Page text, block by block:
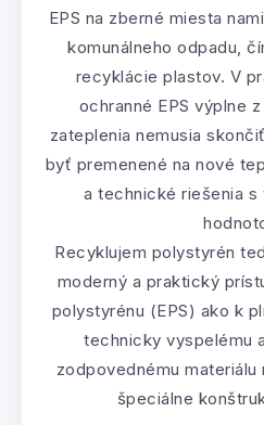
EPS na zberné miesta
komunálneho odpadu,
recyklácie plastov. V
ochranné EPS výplne
zateplenia nemusia
byť premenené na nové
a technické riešenia s
Recyklujem polystyrén
moderný a praktický
polystyrénu (EPS) ako k
technicky vyspelému
zodpovednému materiálu
špeciálne